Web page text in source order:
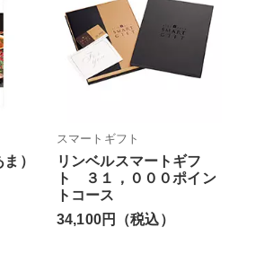
）
スマートギフト
リンベルスマートギフ
ト ３１，０００ポイン
トコース
34,100円（税込）